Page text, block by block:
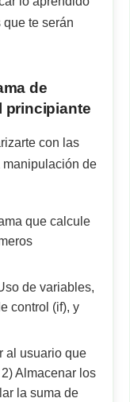
te serán
de
principiante
con las
manipulación de
que calcule
de variables,
control (if), y
al usuario que
Almacenar los
la suma de